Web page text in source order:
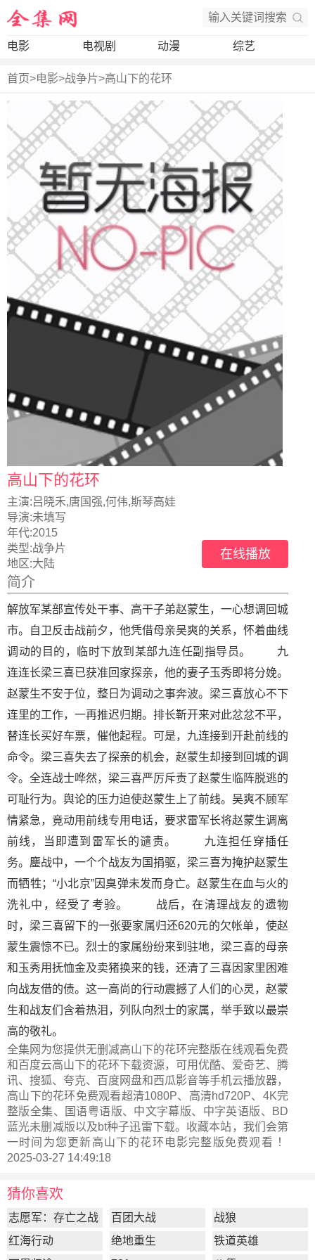
电影 电视剧 动漫 综艺
首页>电影>战争片>高山下的花环
高山下的花环
主演:吕晓禾,唐国强,何伟,斯琴高娃
导演:未填写
年代:2015
类型:战争片
地区:大陆
在线播放
简介
解放军某部宣传处干事、高干子弟赵蒙生，一心想调回城
市。自卫反击战前夕，他凭借母亲吴爽的关系，怀着曲线
调动的目的，临时下放到某部九连任副指导员。 九
连连长梁三喜已获准回家探亲，他的妻子玉秀即将分娩。
赵蒙生不安于位，整日为调动之事奔波。梁三喜放心不下
连里的工作，一再推迟归期。排长靳开来对此忿忿不平，
替连长买好车票，催他起程。可是，九连接到开赴前线的
命令。梁三喜失去了探亲的机会，赵蒙生却接到回城的调
令。全连战士哗然，梁三喜严厉斥责了赵蒙生临阵脱逃的
可耻行为。舆论的压力迫使赵蒙生上了前线。吴爽不顾军
情紧急，竟动用前线专用电话，要求雷军长将赵蒙生调离
前线，当即遭到雷军长的谴责。 九连担任穿插任
务。鏖战中，一个个战友为国捐驱，梁三喜为掩护赵蒙生
而牺牲；“小北京”因臭弹未发而身亡。赵蒙生在血与火的
洗礼中，经受了考验。 战后，在清理战友的遗物
时，梁三喜留下的一张要家属归还620元的欠帐单，使赵
蒙生震惊不已。烈士的家属纷纷来到驻地，梁三喜的母亲
和玉秀用抚恤金及卖猪换来的钱，还清了三喜因家里困难
向战友借的债。这一高尚的行动震撼了人们的心灵，赵蒙
生和战友们含着热泪，列队向烈士的家属，举手致以最崇
高的敬礼。
全集网为您提供无删减高山下的花环完整版在线观看免费
和百度云高山下的花环下载资源，可用优酷、爱奇艺、腾
讯、搜狐、夸克、百度网盘和西瓜影音等手机云播放器，
高山下的花环免费观看超清1080P、高清hd720P、4K完
整版全集、国语粤语版、中文字幕版、中字英语版、BD
蓝光未删减版以及bt种子迅雷下载。收藏本站，我们会第
一时间为您更新高山下的花环电影完整版免费观看 ！
2025-03-27 14:49:18
猜你喜欢
志愿军：存亡之战 百团大战
战狼
红海行动
绝地重生
铁道英雄